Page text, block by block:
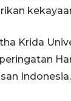
Krida
Indonesia.